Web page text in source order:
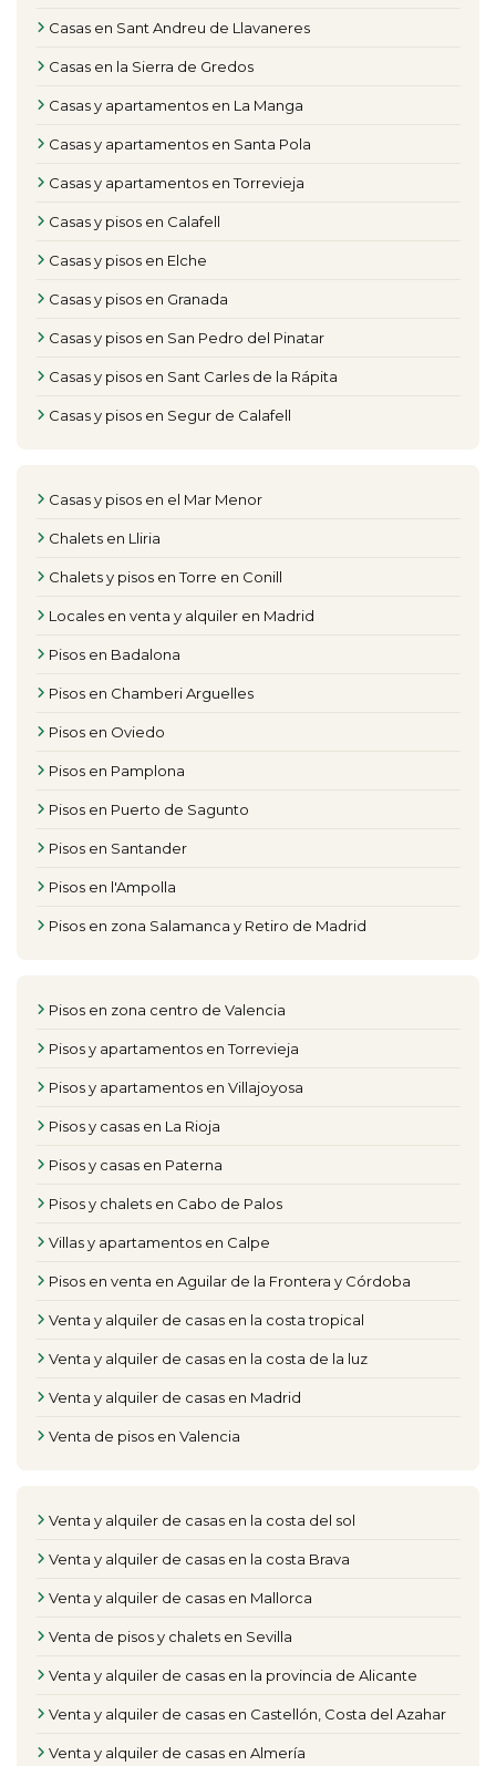
Casas en Sant Andreu de Llavaneres
Casas en la Sierra de Gredos
Casas y apartamentos en La Manga
Casas y apartamentos en Santa Pola
Casas y apartamentos en Torrevieja
Casas y pisos en Calafell
Casas y pisos en Elche
Casas y pisos en Granada
Casas y pisos en San Pedro del Pinatar
Casas y pisos en Sant Carles de la Rápita
Casas y pisos en Segur de Calafell
Casas y pisos en el Mar Menor
Chalets en Lliria
Chalets y pisos en Torre en Conill
Locales en venta y alquiler en Madrid
Pisos en Badalona
Pisos en Chamberi Arguelles
Pisos en Oviedo
Pisos en Pamplona
Pisos en Puerto de Sagunto
Pisos en Santander
Pisos en l'Ampolla
Pisos en zona Salamanca y Retiro de Madrid
Pisos en zona centro de Valencia
Pisos y apartamentos en Torrevieja
Pisos y apartamentos en Villajoyosa
Pisos y casas en La Rioja
Pisos y casas en Paterna
Pisos y chalets en Cabo de Palos
Villas y apartamentos en Calpe
Pisos en venta en Aguilar de la Frontera y Córdoba
Venta y alquiler de casas en la costa tropical
Venta y alquiler de casas en la costa de la luz
Venta y alquiler de casas en Madrid
Venta de pisos en Valencia
Venta y alquiler de casas en la costa del sol
Venta y alquiler de casas en la costa Brava
Venta y alquiler de casas en Mallorca
Venta de pisos y chalets en Sevilla
Venta y alquiler de casas en la provincia de Alicante
Venta y alquiler de casas en Castellón, Costa del Azahar
Venta y alquiler de casas en Almería